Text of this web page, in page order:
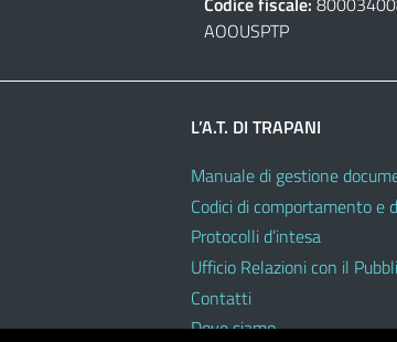
AOOUSPTP
L’A.T. DI TRAPANI
Manuale di gestione
Codici di comportamento e
Protocolli d’intesa
Ufficio Relazioni con il
Contatti
Dove siamo